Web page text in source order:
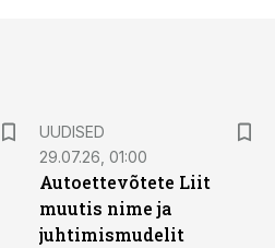
UUDISED
29.07.26, 01:00
Autoettevõtete Liit
muutis nime ja
juhtimismudelit